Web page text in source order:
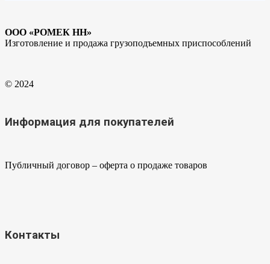
ООО «РОМЕК НН»
Изготовление и продажа грузоподъемных приспособлений
© 2024
Информация для покупателей
Публичный договор – оферта о продаже товаров
Контакты